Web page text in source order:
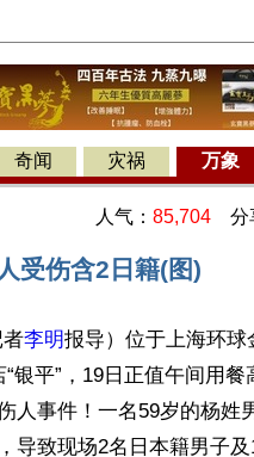
奇闻 灾祸 万象
人气： 85,704 分
受伤含2日籍(图)
者李明报导）位于上海环球
银平”，19日正值午间用餐
人事件！一名59岁的杨姓
导致现场2名日本籍男子及